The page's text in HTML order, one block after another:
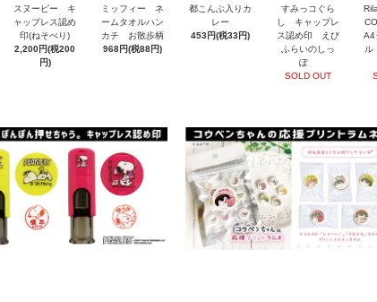
スヌーピー キ
ャップレス認め
印(ねそべり)
2,200円(税200
円)
ミッフィー ネ
ームタオルハン
カチ お散歩柄
968円(税88円)
都こんぶ入りカ
レー
453円(税33円)
すみっコぐら
し キャップレ
ス認め印 えび
ふらいのしっ
ぽ
SOLD OUT
A4
ル